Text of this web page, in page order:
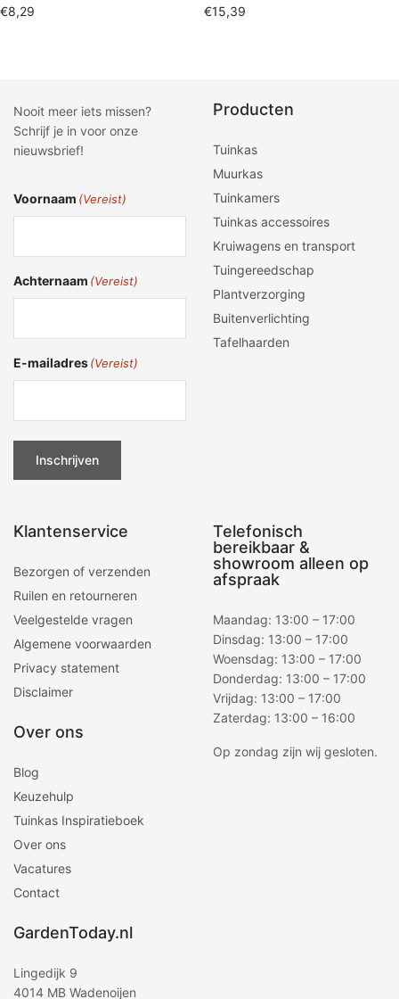
€8,29
€15,39
Nooit meer iets missen?
Schrijf je in voor onze
nieuwsbrief!
Voornaam (Vereist)
Achternaam (Vereist)
E-mailadres(Vereist)
Inschrijven
Producten
Tuinkas
Muurkas
Tuinkamers
Tuinkas accessoires
Kruiwagens en transport
Tuingereedschap
Plantverzorging
Buitenverlichting
Tafelhaarden
Klantenservice
Bezorgen of verzenden
Ruilen en retourneren
Veelgestelde vragen
Algemene voorwaarden
Privacy statement
Disclaimer
Over ons
Blog
Keuzehulp
Tuinkas Inspiratieboek
Over ons
Vacatures
Contact
Telefonisch
bereikbaar &
showroom alleen op
afspraak
Maandag: 13:00 – 17:00
Dinsdag: 13:00 – 17:00
Woensdag: 13:00 – 17:00
Donderdag: 13:00 – 17:00
Vrijdag: 13:00 – 17:00
Zaterdag: 13:00 – 16:00
Op zondag zijn wij gesloten.
GardenToday.nl
Lingedijk 9
4014 MB Wadenoijen